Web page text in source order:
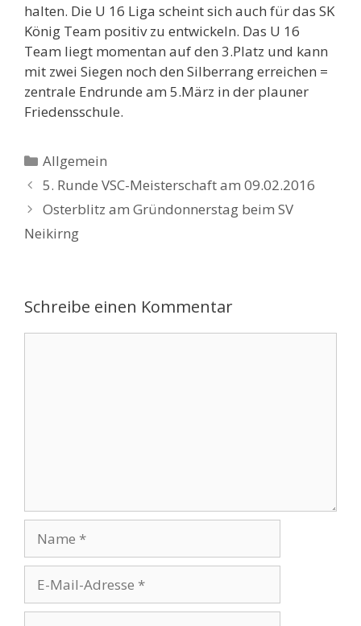
halten. Die U 16 Liga scheint sich auch für das SK
König Team positiv zu entwickeln. Das U 16
Team liegt momentan auf den 3.Platz und kann
mit zwei Siegen noch den Silberrang erreichen =
zentrale Endrunde am 5.März in der plauner
Friedensschule.
Kategorien
Allgemein
5. Runde VSC-Meisterschaft am 09.02.2016
Osterblitz am Gründonnerstag beim SV
Neikirng
Schreibe einen Kommentar
Mail-
Adresse